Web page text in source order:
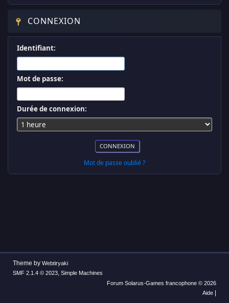
CONNEXION
Identifiant:
Mot de passe:
Durée de connexion:
Mot de passe oublié ?
Theme by Webtiryaki
SMF 2.1.4 © 2023, Simple Machines
Forum Solarus-Games francophone © 2026
Aide